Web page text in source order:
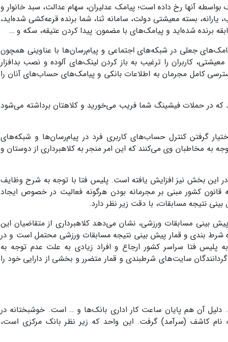
آنها رخ داده است؛ پیامک عدلیران، سهام عدالت، سبد خانوار و
بسته معیشتی دولت، سامانه ثنا، شما برنده قرعه‌کشی شده‌اید،
جعلی در شبکه‌های اجتماعی و پیام‌رسان‌ها با عناوینی همچون
کاربران را ترغیب به باز کردن لینک‌های آلوده و نصب بدافزار
کامل مجرمان به اطلاعات بانکی و پیامک‌های حساب‌های آنان را
که در حملات فیشینگ شما فریب می‌خورید و کلاهتان برداشته می‌شود
گرفتن کنترل حساب‌های کاربری فرد در پیام‌رسان‌ها و شبکه‌های
به مخاطبان وی می‌کنند که این امر منجر به کلاهبرداری از دوستان و
در این بخش نیز افزایش یافته است. پلیس فتا با توجه به شرح وظایف
قانون کشور مبنی بر مجرمانه بودن هرگونه فعالیت در خصوص ایجاد
نتیجه مسابقات، با دقت زیر نظر دارد.
بینی مسابقات ورزشی، نشان می‌دهد کلاهبرداری از متقاضیان این
شرط بندی و قمار پیش بینی نتیجه مسابقات ورزشی محتمل است و در
پلیس فتا سراسر کشور ارجاع و افراد زیادی به علت عدم توجه به
سایت‌های شرطبندی و قمار متضرر و بخشی از دارایی خود را
دلیل آن هم پایان ساعت کار اداری بانک‌ها و … است. خوشبختانه در
کاشف (سرآمد) گرفت. این واحد که زیر نظر بانک مرکزی است،